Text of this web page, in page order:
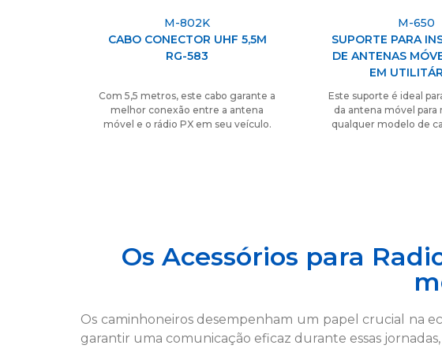
M-802K
CABO CONECTOR UHF 5,5M
RG-583
Com 5,5 metros, este cabo garante a
melhor conexão entre a antena
móvel e o rádio PX em seu veículo.
M-650
SUPORTE PARA
DE ANTENAS
EM
Este suporte é ideal
da antena móvel para
qualquer modelo de
Os Acessórios para
Os caminhoneiros desempenham um papel crucial na
garantir uma comunicação eficaz durante essas